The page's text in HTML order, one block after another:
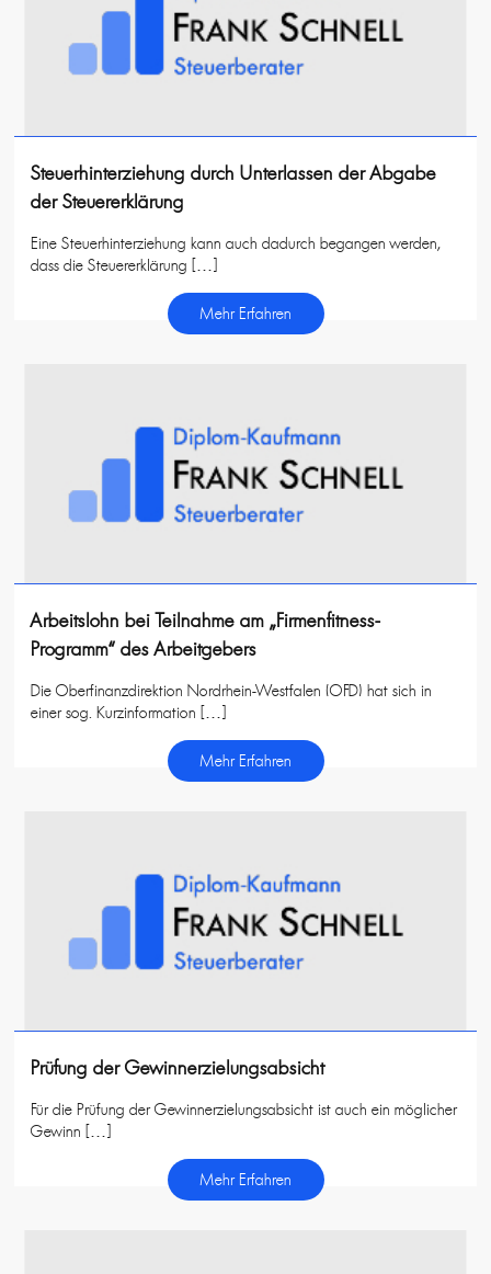
Steuerhinterziehung durch Unterlassen der Abgabe
der Steuererklärung
Eine Steuerhinterziehung kann auch dadurch begangen werden,
dass die Steuererklärung […]
Mehr Erfahren
Arbeitslohn bei Teilnahme am „Firmenfitness-
Programm“ des Arbeitgebers
Die Oberfinanzdirektion Nordrhein-Westfalen (OFD) hat sich in
einer sog. Kurzinformation […]
Mehr Erfahren
Prüfung der Gewinnerzielungsabsicht
Für die Prüfung der Gewinnerzielungsabsicht ist auch ein möglicher
Gewinn […]
Mehr Erfahren